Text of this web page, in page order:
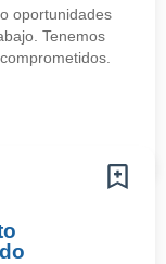
oportunidades
Tenemos